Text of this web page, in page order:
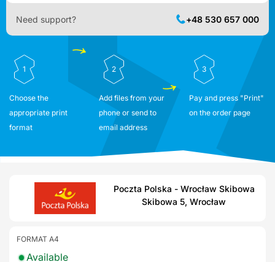
Need support? +48 530 657 000
1
Choose the
appropriate print
format
2
Add files from your
phone or send to
email address
3
Pay and press "Print"
on the order page
Poczta Polska - Wrocław Skibowa
Skibowa 5, Wrocław
FORMAT A4
Available